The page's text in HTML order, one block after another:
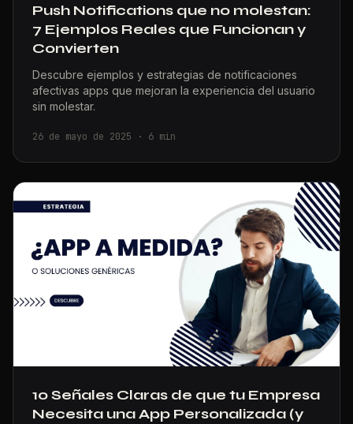
Push Notifications que no molestan:
7 Ejemplos Reales que Funcionan y
Convierten
Descubre ejemplos y estrategias de notificaciones
afectivas apps que mejoran la experiencia del usuario
sin molestar.
26 de mayo de 2025 · 6 min
10 Señales Claras de que tu Empresa
Necesita una App Personalizada (y